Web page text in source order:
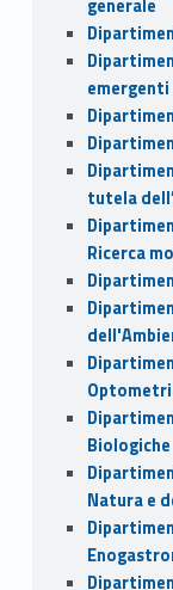
generale
tutela
Ricerca
Biologiche
Natura e